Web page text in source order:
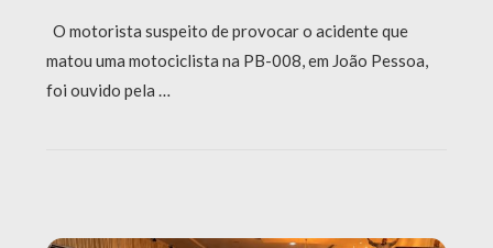
O motorista suspeito de provocar o acidente que
matou uma motociclista na PB-008, em João Pessoa,
foi ouvido pela …